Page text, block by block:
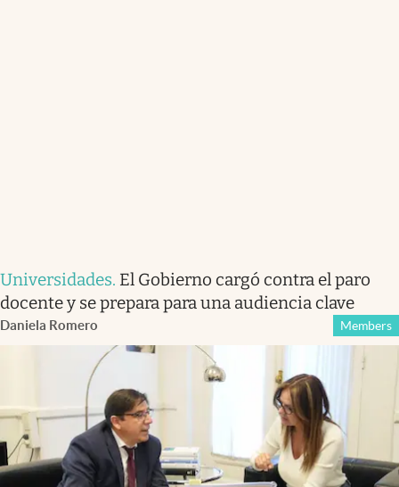
Universidades. El Gobierno cargó contra el paro
docente y se prepara para una audiencia clave
Daniela Romero Members